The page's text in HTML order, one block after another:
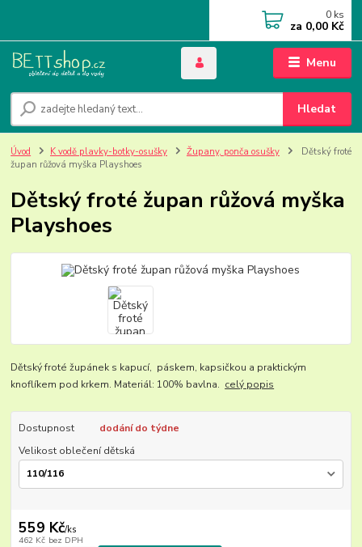
Menu
Hledat
0 ks
za 0,00 Kč
Úvod K vodě plavky-botky-osušky Župany, ponča osušky
Dětský froté
župan růžová myška Playshoes
Dětský froté župan růžová myška
Playshoes
Dětský froté župánek s kapucí, páskem, kapsičkou a praktickým
knoflíkem pod krkem. Materiál: 100% bavlna. celý popis
Dostupnost
dodání do týdne
Velikost oblečení dětská
559 Kč/ks
462 Kč bez DPH